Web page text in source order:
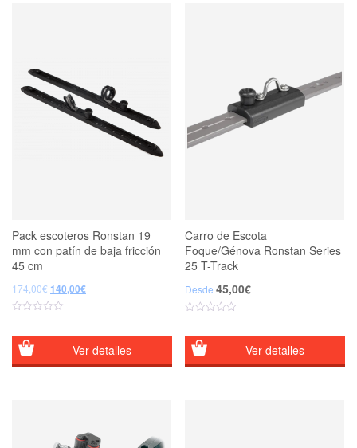
Pack escoteros Ronstan 19
mm con patín de baja fricción
45 cm
174,00€ El
precio
era:
174,00€.
140,00€El
es:
140,00€.
Ver detalles
Carro de Escota
Foque/Génova Ronstan Series
25 T-Track
Desde45,00€
Ver detalles